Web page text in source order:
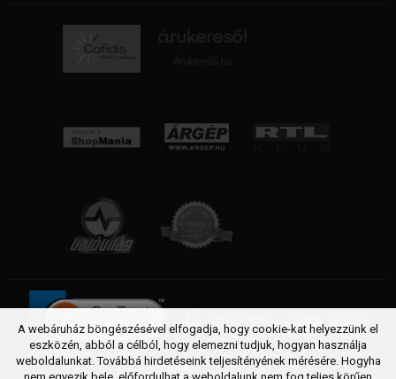
A webáruház böngészésével elfogadja, hogy cookie-kat helyezzünk el
eszközén, abból a célból, hogy elemezni tudjuk, hogyan használja
weboldalunkat. Továbbá hirdetéseink teljesítényének mérésére. Hogyha